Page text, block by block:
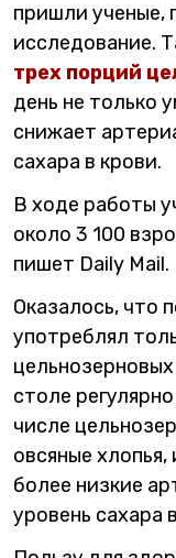
пришли ученые,
исследование.
трех порций
день не только
снижает
сахара в крови.
В ходе работы
около 3 100
пишет Daily Mail.
Оказалось, что
употреблял
столе
числе
овсяные
более низкие
уровень сахара